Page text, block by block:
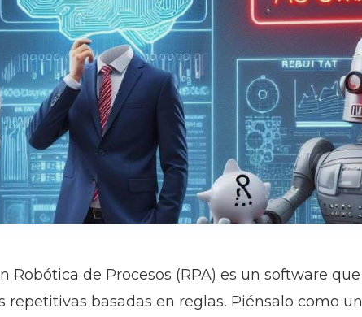
Robótica de Procesos (RPA) es un software que
repetitivas basadas en reglas. Piénsalo como un